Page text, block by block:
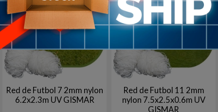
Red de Futbol 7 2mm nylon
6.2x2.3m UV GISMAR
Red de Futbol 11 2mm
nylon 7.5x2.5x0.6m UV
GISMAR